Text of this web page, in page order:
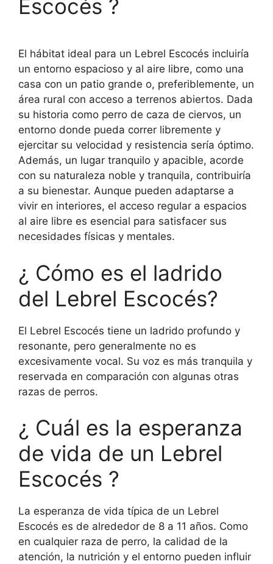
Escocés ?
El hábitat ideal para un Lebrel Escocés incluiría
un entorno espacioso y al aire libre, como una
casa con un patio grande o, preferiblemente, un
área rural con acceso a terrenos abiertos. Dada
su historia como perro de caza de ciervos, un
entorno donde pueda correr libremente y
ejercitar su velocidad y resistencia sería óptimo.
Además, un lugar tranquilo y apacible, acorde
con su naturaleza noble y tranquila, contribuiría
a su bienestar. Aunque pueden adaptarse a
vivir en interiores, el acceso regular a espacios
al aire libre es esencial para satisfacer sus
necesidades físicas y mentales.
¿ Cómo es el ladrido
del Lebrel Escocés?
El Lebrel Escocés tiene un ladrido profundo y
resonante, pero generalmente no es
excesivamente vocal. Su voz es más tranquila y
reservada en comparación con algunas otras
razas de perros.
¿ Cuál es la esperanza
de vida de un Lebrel
Escocés ?
La esperanza de vida típica de un Lebrel
Escocés es de alrededor de 8 a 11 años. Como
en cualquier raza de perro, la calidad de la
atención, la nutrición y el entorno pueden influir